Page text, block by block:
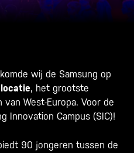
wij de Samsung op
, het grootste
West-Europa. Voor de
Innovation Campus (SIC)!
90 jongeren tussen de